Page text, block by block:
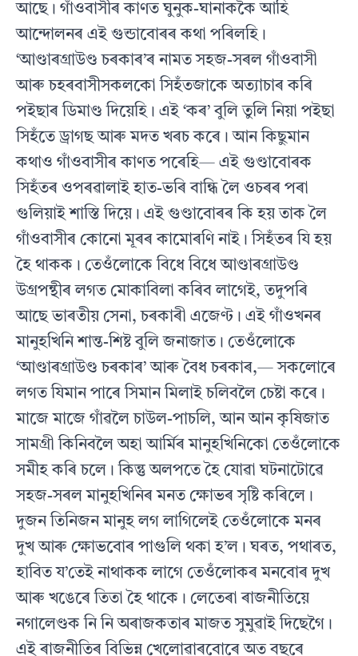
আছে। গাঁওবাসীৰ কাণত ঘুনুক-ঘানাককৈ আহি
আন্দোলনৰ এই গুন্ডাবোৰৰ কথা পৰিলহি।
‘আণ্ডাৰগ্ৰাউণ্ড চৰকাৰ’ৰ নামত সহজ-সৰল গাঁওবাসী
আৰু চহৰবাসীসকলকো সিহঁতজাকে অত্যাচাৰ কৰি
পইছাৰ ডিমাণ্ড দিয়েহি। এই ‘কৰ’ বুলি তুলি নিয়া পইছা
সিহঁতে ড্ৰাগছ আৰু মদত খৰচ কৰে। আন কিছুমান
কথাও গাঁওবাসীৰ কাণত পৰেহি— এই গুণ্ডাবোৰক
সিহঁতৰ ওপৰৱালাই হাত-ভৰি বান্ধি লৈ ওচৰৰ পৰা
গুলিয়াই শাস্তি দিয়ে। এই গুণ্ডাবোৰৰ কি হয় তাক লৈ
গাঁওবাসীৰ কোনো মূৰৰ কামোৰণি নাই। সিহঁতৰ যি হয়
হৈ থাকক। তেওঁলোকে বিধে বিধে আণ্ডাৰগ্ৰাউণ্ড
উগ্ৰপন্থীৰ লগত মোকাবিলা কৰিব লাগেই, তদুপৰি
আছে ভাৰতীয় সেনা, চৰকাৰী এজেণ্ট। এই গাঁওখনৰ
মানুহখিনি শান্ত-শিষ্ট বুলি জনাজাত। তেওঁলোকে
‘আণ্ডাৰগ্ৰাউণ্ড চৰকাৰ’ আৰু বৈধ চৰকাৰ,— সকলোৰে
লগত যিমান পাৰে সিমান মিলাই চলিবলৈ চেষ্টা কৰে।
মাজে মাজে গাঁৱলৈ চাউল-পাচলি, আন আন কৃষিজাত
সামগ্ৰী কিনিবলৈ অহা আৰ্মিৰ মানুহখিনিকো তেওঁলোকে
সমীহ কৰি চলে। কিন্তু অলপতে হৈ যোৱা ঘটনাটোৱে
সহজ-সৰল মানুহখিনিৰ মনত ক্ষোভৰ সৃষ্টি কৰিলে।
দুজন তিনিজন মানুহ লগ লাগিলেই তেওঁলোকে মনৰ
দুখ আৰু ক্ষোভবোৰ পাগুলি থকা হ’ল। ঘৰত, পথাৰত,
হাবিত য’তেই নাথাকক লাগে তেওঁলোকৰ মনবোৰ দুখ
আৰু খঙেৰে তিতা হৈ থাকে। লেতেৰা ৰাজনীতিয়ে
নগালেণ্ডক নি নি অৰাজকতাৰ মাজত সুমুৱাই দিছেগৈ।
এই ৰাজনীতিৰ বিভিন্ন খেলোৱাৰবোৰে অত বছৰে